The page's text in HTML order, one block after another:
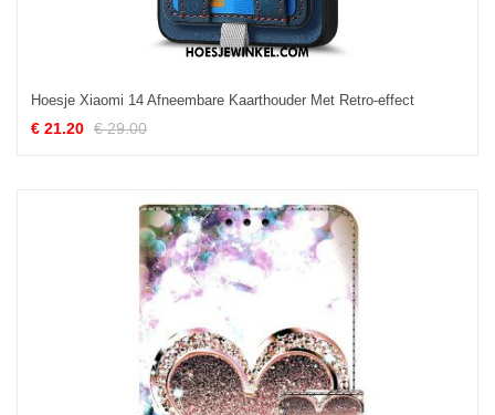
Hoesje Xiaomi 14 Afneembare Kaarthouder Met Retro-effect
€ 21.20 € 29.00